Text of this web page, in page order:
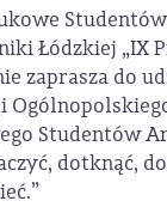
Łódzkiej „IX
zaprasza do
Studentów
dotknąć,